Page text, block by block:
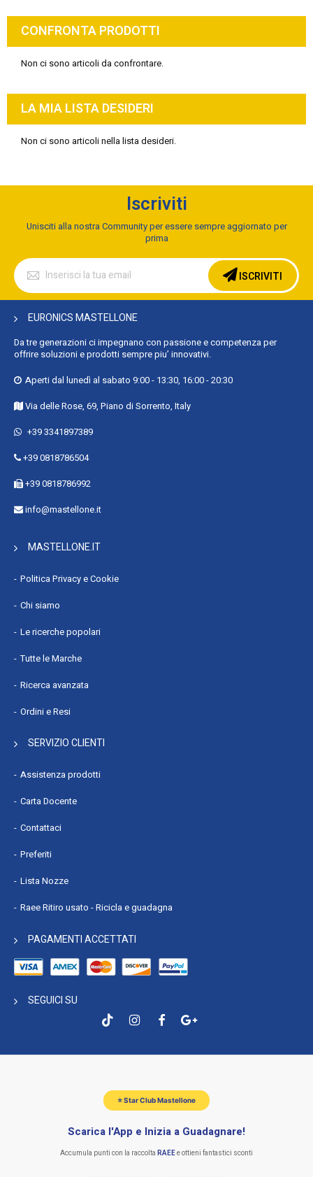
CONFRONTA PRODOTTI
Non ci sono articoli da confrontare.
LA MIA LISTA DESIDERI
Non ci sono articoli nella lista desideri.
Iscriviti
Unisciti alla nostra Community per essere sempre aggiornato per
prima
Iscriviti
alla
nostra
Newsletter:
ISCRIVITI
EURONICS MASTELLONE
Da tre generazioni ci impegnano con passione e competenza per
offrire soluzioni e prodotti sempre piu’ innovativi.
Aperti dal lunedì al sabato 9:00 - 13:30, 16:00 - 20:30
Via delle Rose, 69, Piano di Sorrento, Italy
+39 3341897389
+39 0818786504
+39 0818786992
info@mastellone.it
MASTELLONE.IT
Politica Privacy e Cookie
Chi siamo
Le ricerche popolari
Tutte le Marche
Ricerca avanzata
Ordini e Resi
SERVIZIO CLIENTI
Assistenza prodotti
Carta Docente
Contattaci
Preferiti
Lista Nozze
Raee Ritiro usato - Ricicla e guadagna
PAGAMENTI ACCETTATI
SEGUICI SU
⭐ Star Club Mastellone
Scarica l'App e Inizia a Guadagnare!
Accumula punti con la raccolta RAEEe ottieni fantastici sconti